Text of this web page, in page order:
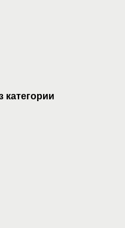
категории